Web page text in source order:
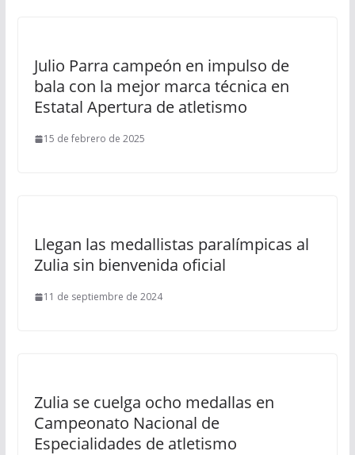
Julio Parra campeón en impulso de
bala con la mejor marca técnica en
Estatal Apertura de atletismo
15 de febrero de 2025
Llegan las medallistas paralímpicas al
Zulia sin bienvenida oficial
11 de septiembre de 2024
Zulia se cuelga ocho medallas en
Campeonato Nacional de
Especialidades de atletismo